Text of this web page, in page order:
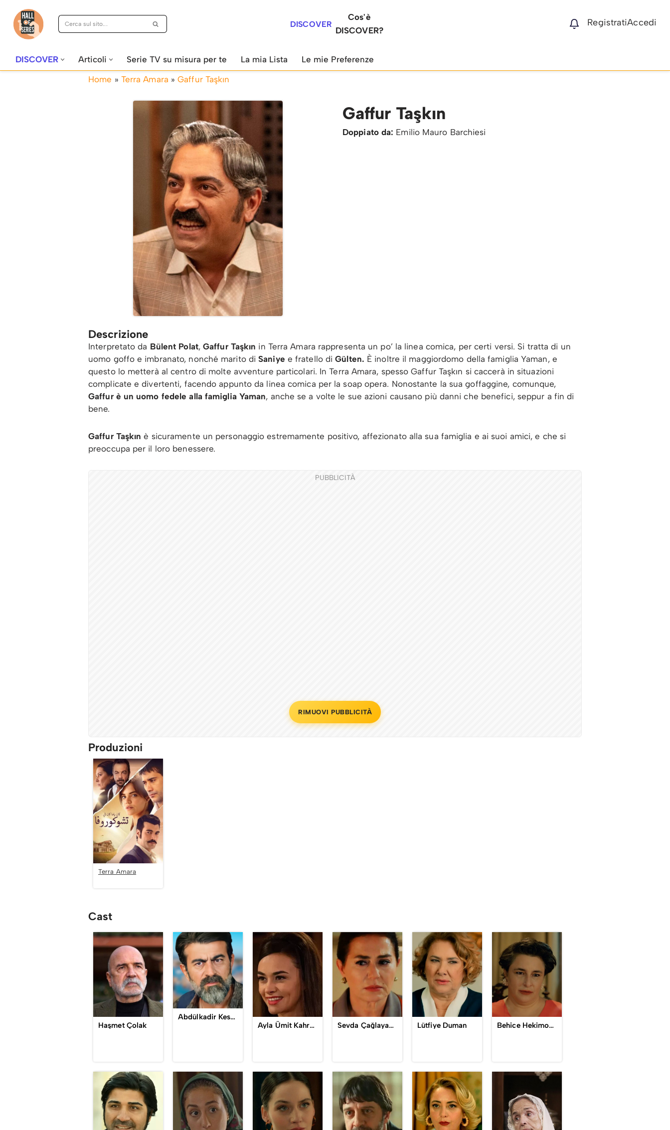
Vai
DISCOVER
Cos'è
DISCOVER?
RegistratiAccedi
DISCOVER Articoli Serie TV su misura per te La mia Lista
Le mie Preferenze
Home » Terra Amara »Gaffur Taşkın
Gaffur Taşkın
Doppiato da: Emilio Mauro Barchiesi
Descrizione
Interpretato da Bülent Polat,Gaffur Taşkın in Terra Amara rappresenta un po’ la linea comica, per certi versi. Si tratta di un
uomo goffo e imbranato, nonché marito diSaniye e fratello diGülten. È inoltre il maggiordomo della famiglia Yaman, e
questo lo metterà al centro di molte avventure particolari. In Terra Amara, spesso Gaffur Taşkın si caccerà in situazioni
complicate e divertenti, facendo appunto da linea comica per la soap opera. Nonostante la sua goffaggine, comunque,
Gaffur è un uomo fedele alla famiglia Yaman, anche se a volte le sue azioni causano più danni che benefici, seppur a fin di
bene.
Gaffur Taşkınè sicuramente un personaggio estremamente positivo, affezionato alla sua famiglia e ai suoi amici, e che si
preoccupa per il loro benessere.
PUBBLICITÀ
RIMUOVI PUBBLICITÀ
Produzioni
Terra Amara
Cast
Haşmet Çolak
Abdülkadir Keskin
Ayla Ümit Kahraman
Sevda Çağlayan / Fatma Özden Lütfiye Duman Behice Hekimoğlu